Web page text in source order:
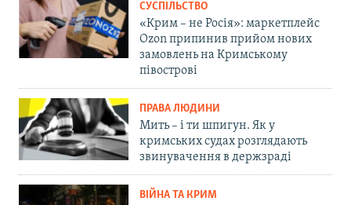
СУСПІЛЬСТВО
«Крим – не Росія»: маркетплейс
Ozon припинив прийом нових
замовлень на Кримському
півострові
ПРАВА ЛЮДИНИ
Мить – і ти шпигун. Як у
кримських судах розглядають
звинувачення в держзраді
ВІЙНА ТА КРИМ